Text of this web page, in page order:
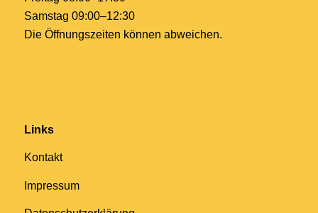
Samstag 09:00–12:30
Die Öffnungszeiten können abweichen.
Links
Kontakt
Impressum